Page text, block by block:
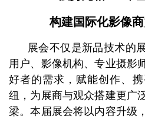
构建国际化影像
展会不仅是新品技术的
用户、影像机构、专业摄影
好者的需求，赋能创作、
纽，为展商与观众搭建更广
梁。本届展会将以内容升级